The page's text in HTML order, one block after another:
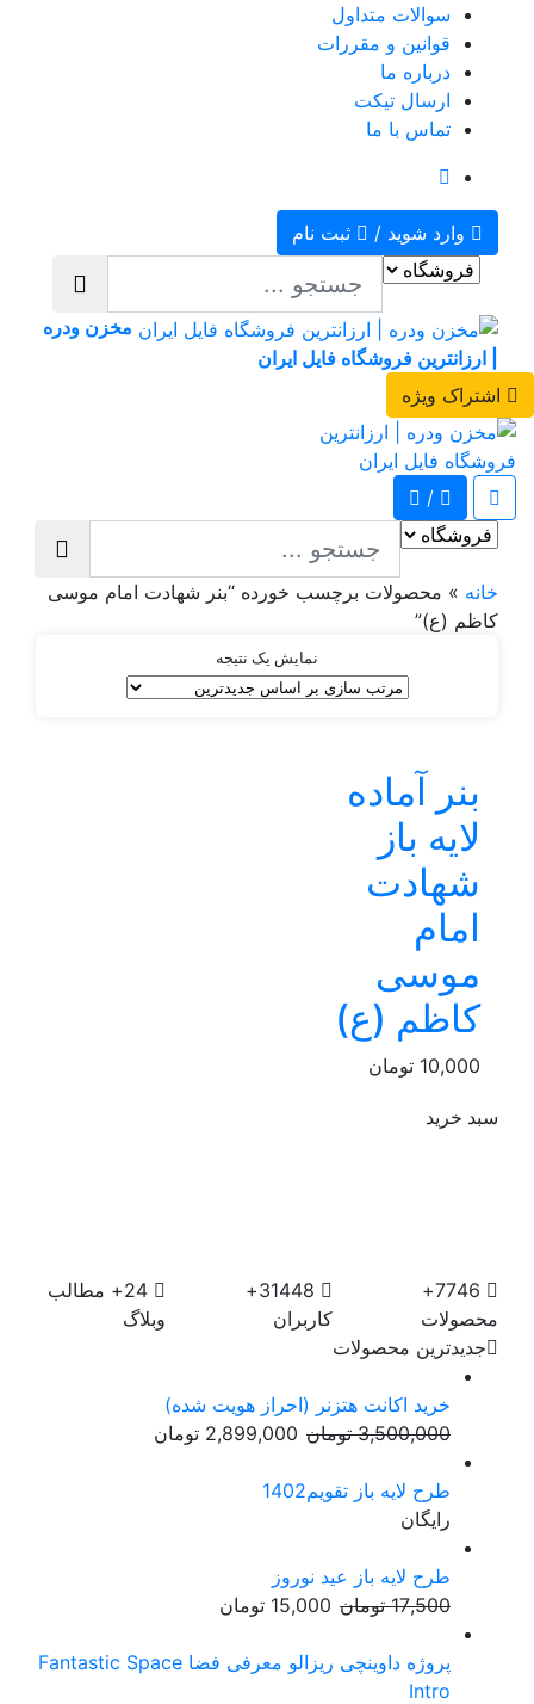
سوالات متداول
قوانین و مقررات
درباره ما
ارسال تیکت
تماس با ما
وارد شوید/ ثبت نام
مخزن ودره
| ارزانترین فروشگاه فایل ایران
اشتراک ویژه
/
خانه» محصولات برچسب خورده “بنر شهادت امام موسی
کاظم (ع)”
نمایش یک نتیجه
بنر آماده
لایه باز
شهادت
امام
موسی
کاظم (ع)
10,000 تومان
سبد خرید
7746+
محصولات
31448+
کاربران
24+
مطالب
وبلاگ
جدیدترین محصولات
خرید اکانت هتزنر (احراز هویت شده)
3,500,000 تومان قیمت
2,899,000 تومانقیمت
طرح لایه باز تقویم1402
رایگان
طرح لایه باز عید نوروز
17,500 تومان قیمت
17,500 تومان
15,000 تومانقیمت
15,000 تومان.پروژه داوینچی ریزالو معرفی فضا Fantastic Space
Intro